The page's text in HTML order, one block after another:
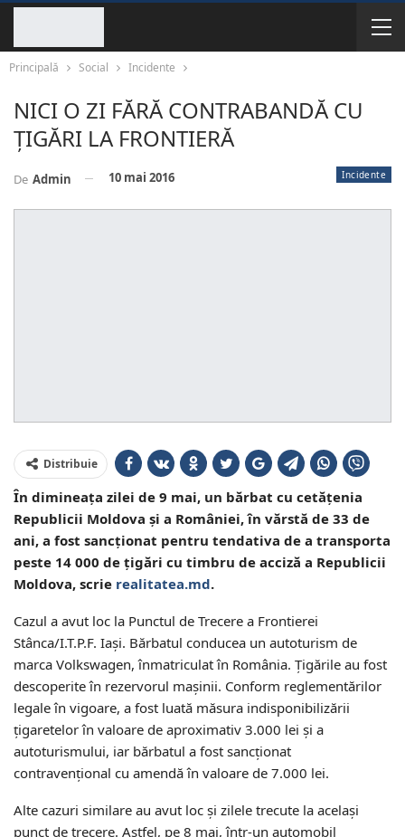
Principală Social Incidente
NICI O ZI FĂRĂ CONTRABANDĂ CU
ȚIGĂRI LA FRONTIERĂ
Incidente
De Admin 10 mai 2016
Distribuie
În dimineața zilei de 9 mai, un bărbat cu cetățenia
Republicii Moldova și a României, în vărstă de 33 de
ani, a fost sancționat pentru tendativa de a transporta
peste 14 000 de țigări cu timbru de acciză a Republicii
Moldova, scrie realitatea.md.
Cazul a avut loc la Punctul de Trecere a Frontierei
Stânca/I.T.P.F. Iaşi. Bărbatul conducea un autoturism de
marca Volkswagen, înmatriculat în România. Țigările au fost
descoperite în rezervorul mașinii. Conform reglementărilor
legale în vigoare, a fost luată măsura indisponibilizării
ţigaretelor în valoare de aproximativ 3.000 lei şi a
autoturismului, iar bărbatul a fost sancţionat
contravenţional cu amendă în valoare de 7.000 lei.
Alte cazuri similare au avut loc și zilele trecute la același
punct de trecere. Astfel, pe 8 mai, într-un automobil